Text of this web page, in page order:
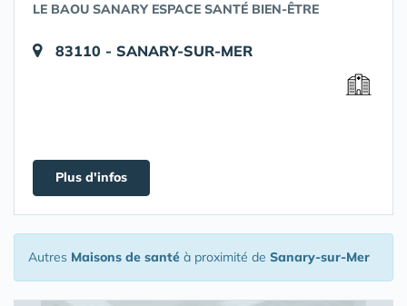
LE BAOU SANARY ESPACE SANTÉ BIEN-ÊTRE
83110 - SANARY-SUR-MER
Plus d'infos
Autres Maisons de santé à proximité de Sanary-sur-Mer